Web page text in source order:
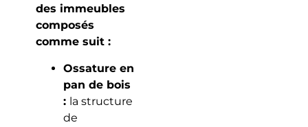
des immeubles
composés
comme suit :
Ossature en
pan de bois
: la structure
de